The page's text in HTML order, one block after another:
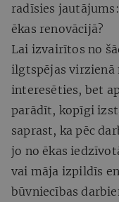
radīsies
ēkas renovācijā?
Lai izvairītos no
ilgtspējas
interesēties, bet
parādīt, kopīgi
saprast, ka pēc
jo no ēkas
vai māja izpildīs
būvniecības